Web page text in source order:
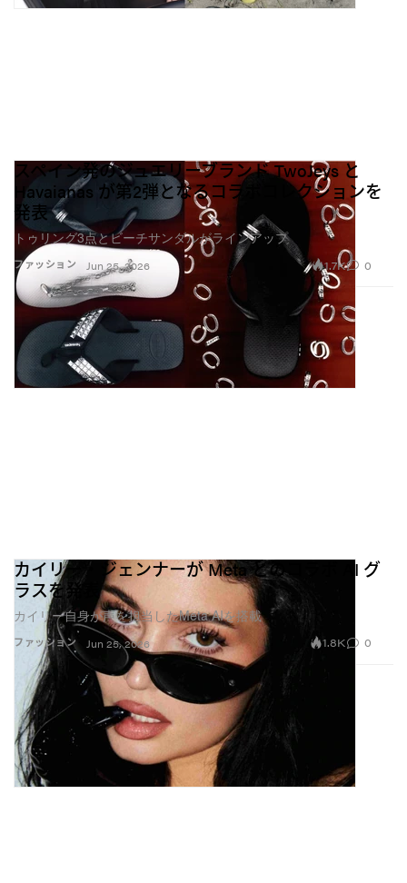
ファッション
スペイン発のジュエリーブランド TwoJeys と
Havaianas が第2弾となるコラボコレクションを
発表
トゥリング3点とビーチサンダルがラインアップ
Jun 25, 2026 1.7K 0
ファッション
カイリー・ジェンナーが Meta とのコラボ AI グ
ラスを発表
カイリー自身が声を担当したMeta AIを搭載
Jun 25, 2026 1.8K 0